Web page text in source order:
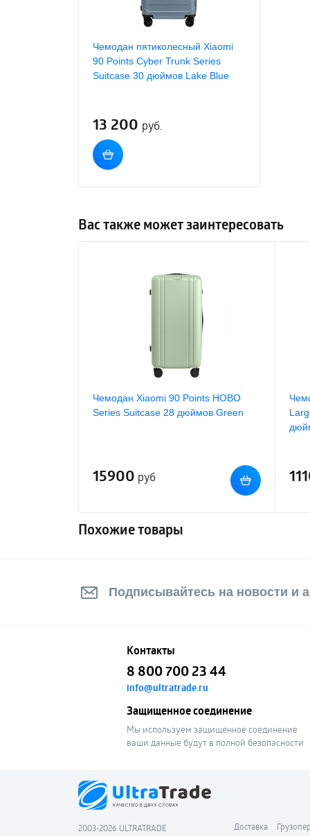
Чемодан пятиколесный Xiaomi
90 Points Cyber ​​Trunk Series
Suitcase 30 дюймов Lake Blue
13 200 руб.
Вас также может заинтересовать
Чемодан Xiaomi 90 Points HOBO
Series Suitcase 28 дюймов Green
15900 руб
Похожие товары
Подписывайтесь на новости и
Контакты
8 800 700 23 44
info@ultratrade.ru
Защищенное соединение
Мы используем защищенное соединение
ваши данные будут в полной безопасности
Доставка
2003-2026 ULTRATRADE